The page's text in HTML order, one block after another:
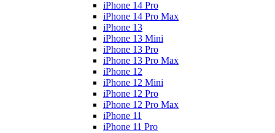
iPhone 14 Pro
iPhone 14 Pro Max
iPhone 13
iPhone 13 Mini
iPhone 13 Pro
iPhone 13 Pro Max
iPhone 12
iPhone 12 Mini
iPhone 12 Pro
iPhone 12 Pro Max
iPhone 11
iPhone 11 Pro